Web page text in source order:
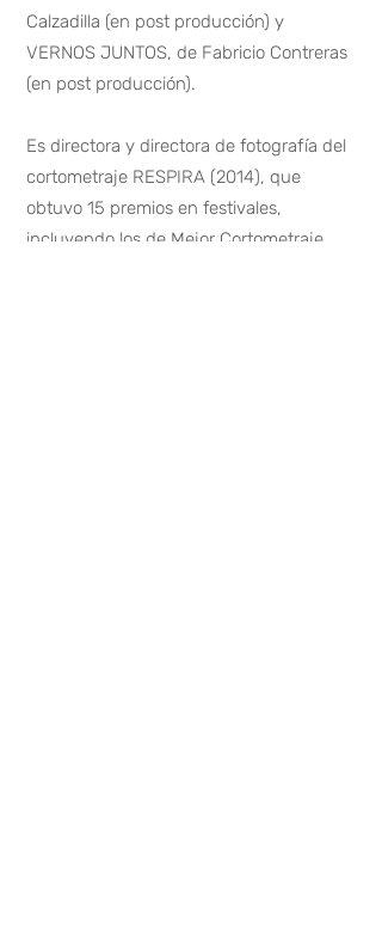
Calzadilla (en post producción) y
VERNOS JUNTOS, de Fabricio Contreras
(en post producción).
Es directora y directora de fotografía del
cortometraje RESPIRA (2014), que
obtuvo 15 premios en festivales,
incluyendo los de Mejor Cortometraje